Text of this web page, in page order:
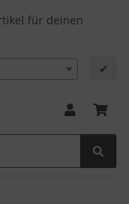
für deinen
✔